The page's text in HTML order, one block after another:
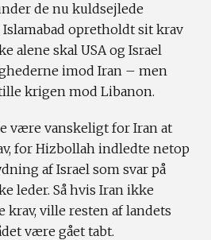
de nu kuldsejlede
opretholdt sit krav
alene skal USA og Israel
imod Iran – men
krigen mod Libanon.
være vanskeligt for Iran at
for Hizbollah indledte netop
af Israel som svar på
leder. Så hvis Iran ikke
krav, ville resten af landets
være gået tabt.